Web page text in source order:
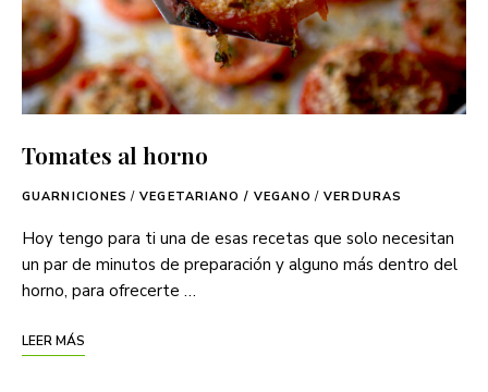
Tomates al horno
GUARNICIONES / VEGETARIANO / VEGANO / VERDURAS
Hoy tengo para ti una de esas recetas que solo necesitan
un par de minutos de preparación y alguno más dentro del
horno, para ofrecerte …
LEER MÁS